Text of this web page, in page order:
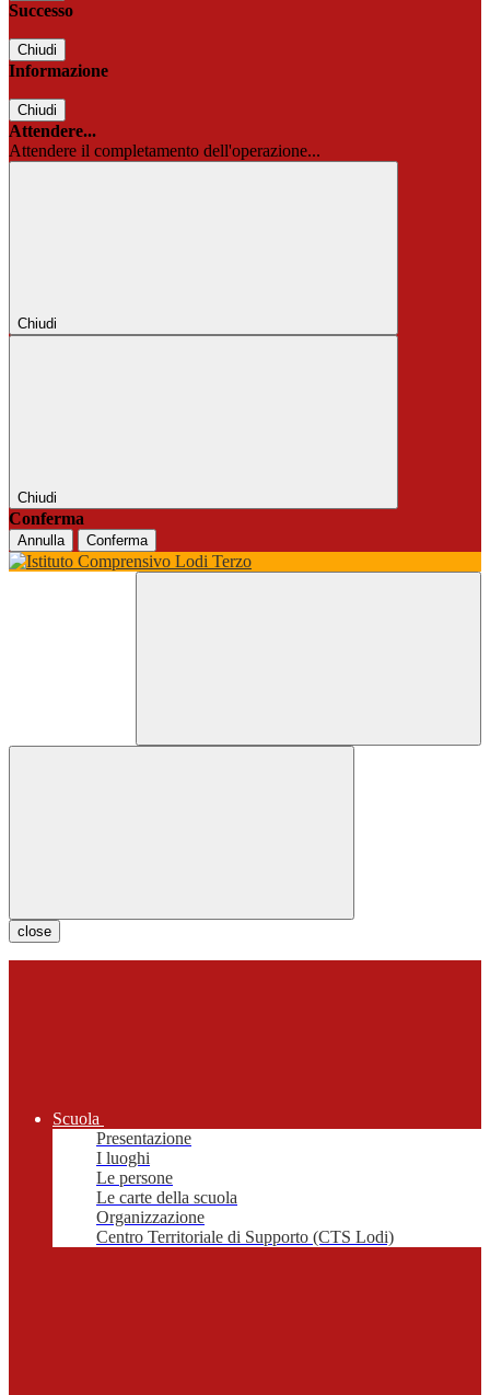
Successo
Chiudi
Informazione
Chiudi
Attendere...
Attendere il completamento dell'operazione...
Chiudi
Chiudi
Conferma
Annulla Conferma
close
Scuola
Presentazione
I luoghi
Le persone
Le carte della scuola
Organizzazione
Centro Territoriale di Supporto (CTS Lodi)